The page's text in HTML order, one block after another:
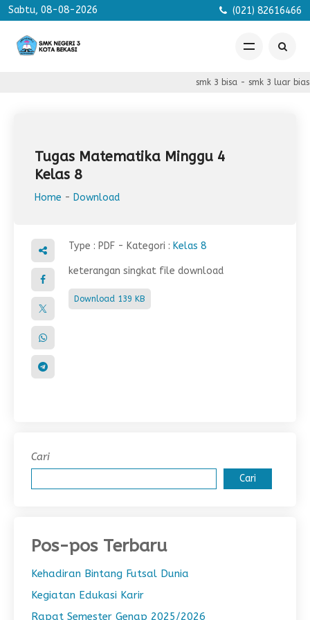
Sabtu, 08-08-2026 (021) 82616466
smk 3 bisa - smk 3 luar
Tugas Matematika Minggu 4
Kelas 8
Home - Download
Type : PDF - Kategori : Kelas 8
keterangan singkat file download
Download 139 KB
Cari
Cari
Pos-pos Terbaru
Kehadiran Bintang Futsal Dunia
Kegiatan Edukasi Karir
Rapat Semester Genap 2025/2026